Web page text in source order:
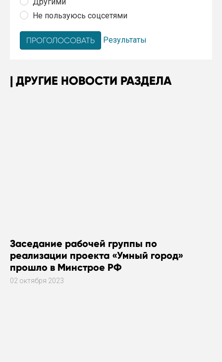
Не пользуюсь соцсетями
Результаты
ДРУГИЕ НОВОСТИ РАЗДЕЛА
Заседание рабочей группы по
реализации проекта «Умный город»
прошло в Минстрое РФ
02 октября 2023